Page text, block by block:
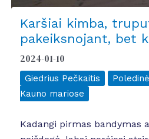
Karšiai kimba,
pakeiksnojant, bet
2024-01-10
Giedrius Pečkaitis
Kauno mariose
Kadangi pirmas bandymas